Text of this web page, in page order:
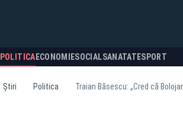
POLITICA ECONOMIESOCIALSANATATESPORT
Știri Politica Traian Băsescu: „Cred că